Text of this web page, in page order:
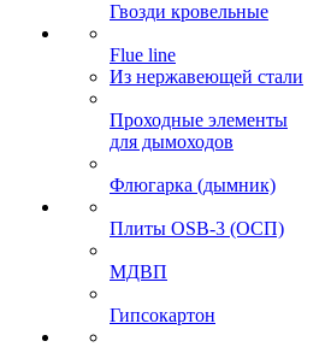
Гвозди кровельные
Flue line
Из нержавеющей стали
Проходные элементы
для дымоходов
Флюгарка (дымник)
Плиты OSB-3 (ОСП)
МДВП
Гипсокартон